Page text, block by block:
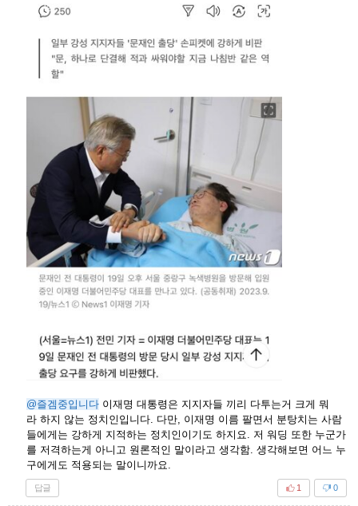
@즐겜중입니다 이재명 대통령은 지지자들 끼리 다투는거 크게 뭐
라 하지 않는 정치인입니다. 다만, 이재명 이름 팔면서 분탕치는 사람
들에게는 강하게 지적하는 정치인이기도 하지요. 저 워딩 또한 누군가
를 저격하는게 아니고 원론적인 말이라고 생각함. 생각해보면 어느 누
구에게도 적용되는 말이니까요.
답글 0
1